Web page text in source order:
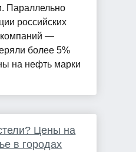
российских
компаний —
более 5%
на нефть марки
Цены на
в городах